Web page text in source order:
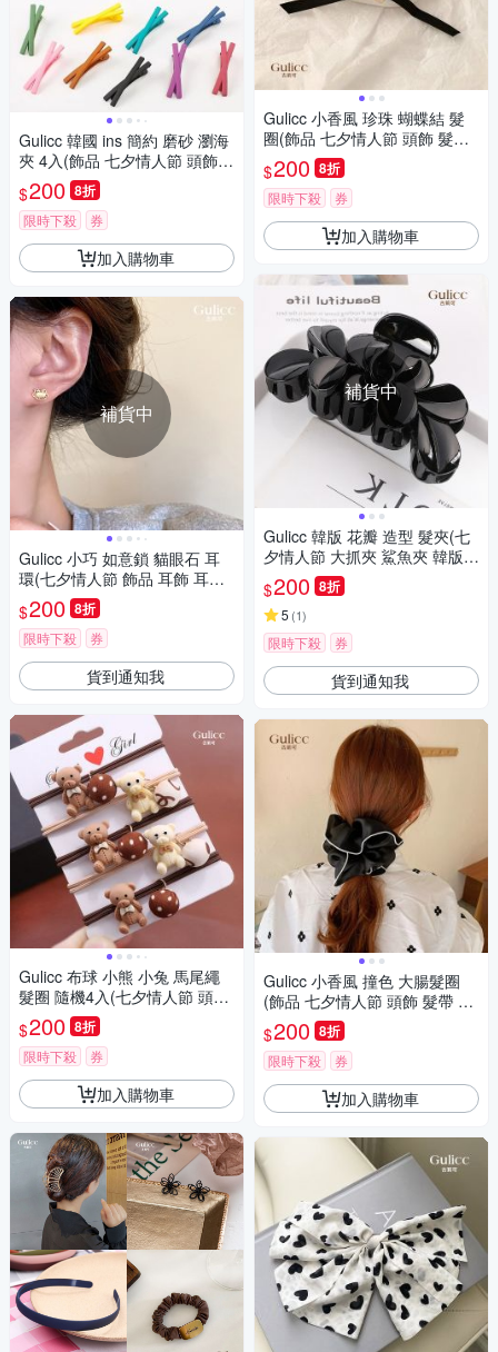
Gulicc 韓國 ins 簡約 磨砂 瀏海
夾 4入(飾品 七夕情人節 頭飾
髮帶 髮箍 生日禮物 主題穿搭
約會 )
$200 8折
限時下殺 券
加入購物車
補貨中
Gulicc 小巧 如意鎖 貓眼石 耳
環(七夕情人節 飾品 耳飾 耳針
耳釘 耳環 生日禮物 )
$200 8折
限時下殺 券
貨到通知我
Gulicc 布球 小熊 小兔 馬尾繩
髮圈 隨機4入(七夕情人節 頭飾
髮帶 髮繩 髮束 生日禮物 )
$200 8折
限時下殺 券
加入購物車
Gulicc 小香風 珍珠 蝴蝶結 髮
圈(飾品 七夕情人節 頭飾 髮帶
髮箍 生日禮物 主題穿搭 約會 )
$200 8折
限時下殺 券
加入購物車
補貨中
Gulicc 韓版 花瓣 造型 髮夾(七
夕情人節 大抓夾 鯊魚夾 韓版髮
夾生日禮物 )
$200 8折
5 (1)
限時下殺 券
貨到通知我
Gulicc 小香風 撞色 大腸髮圈
(飾品 七夕情人節 頭飾 髮帶 髮
箍 生日禮物 主題穿搭 約會 )
$200 8折
限時下殺 券
加入購物車